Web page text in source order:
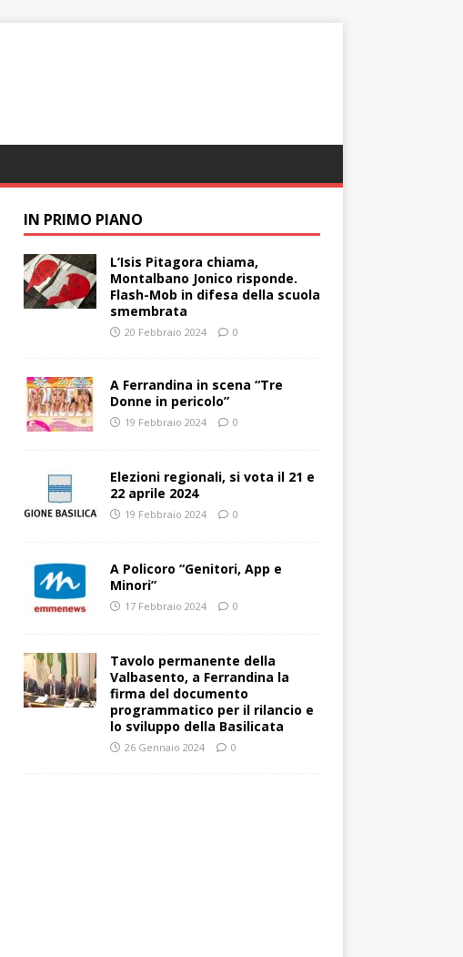
IN PRIMO PIANO
L’Isis Pitagora chiama,
Montalbano Jonico risponde.
Flash-Mob in difesa della scuola
smembrata
20 Febbraio 2024 0
A Ferrandina in scena “Tre
Donne in pericolo”
19 Febbraio 2024 0
Elezioni regionali, si vota il 21 e
22 aprile 2024
19 Febbraio 2024 0
A Policoro “Genitori, App e
Minori”
17 Febbraio 2024 0
Tavolo permanente della
Valbasento, a Ferrandina la
firma del documento
programmatico per il rilancio e
lo sviluppo della Basilicata
26 Gennaio 2024 0